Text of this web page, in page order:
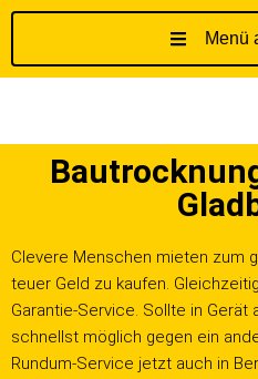
Menü
Clevere Menschen mieten zum
teuer Geld zu kaufen.
Garantie-Service. Sollte in Gerät
schnellst möglich gegen ein
Rundum-Service jetzt auch in